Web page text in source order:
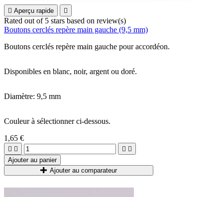
 Aperçu rapide 
Rated out of 5 stars based on review(s)
Boutons cerclés repère main gauche (9,5 mm)
Boutons cerclés repère main gauche pour accordéon.
Disponibles en blanc, noir, argent ou doré.
Diamètre: 9,5 mm
Couleur à sélectionner ci-dessous.
1,65 €
   
Ajouter au panier
Ajouter au comparateur